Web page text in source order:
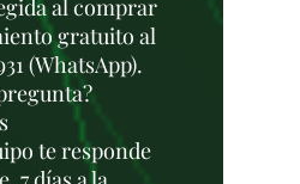
al comprar
gratuito al
(WhatsApp).
te responde